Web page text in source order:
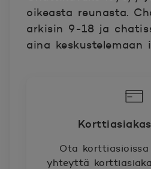
oikeasta reunasta.
arkisin 9-18 ja
aina keskustelemaan
Ota korttiasioissa
yhteyttä